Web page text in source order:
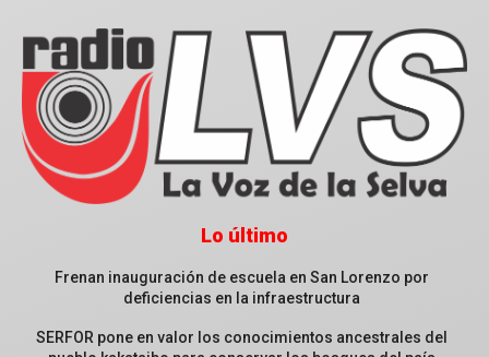
Lo último
Frenan inauguración de escuela en San Lorenzo por
deficiencias en la infraestructura
SERFOR pone en valor los conocimientos ancestrales del